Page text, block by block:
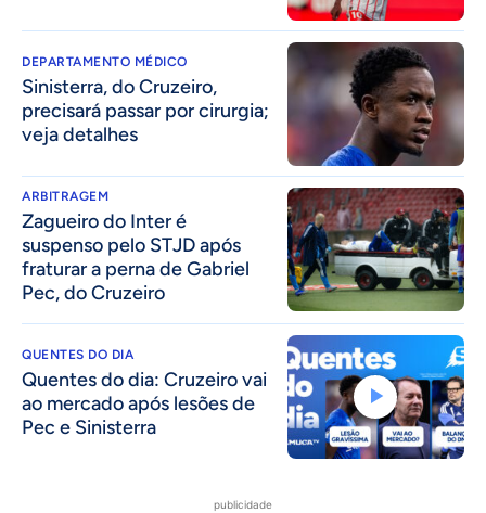
DEPARTAMENTO MÉDICO
Sinisterra, do Cruzeiro,
precisará passar por cirurgia;
veja detalhes
ARBITRAGEM
Zagueiro do Inter é
suspenso pelo STJD após
fraturar a perna de Gabriel
Pec, do Cruzeiro
QUENTES DO DIA
Quentes do dia: Cruzeiro vai
ao mercado após lesões de
Pec e Sinisterra
publicidade